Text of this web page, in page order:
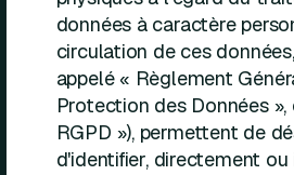
données à caractère
circulation de ces
appelé « Règlement
Protection des Données »,
RGPD »), permettent de
d'identifier, directement